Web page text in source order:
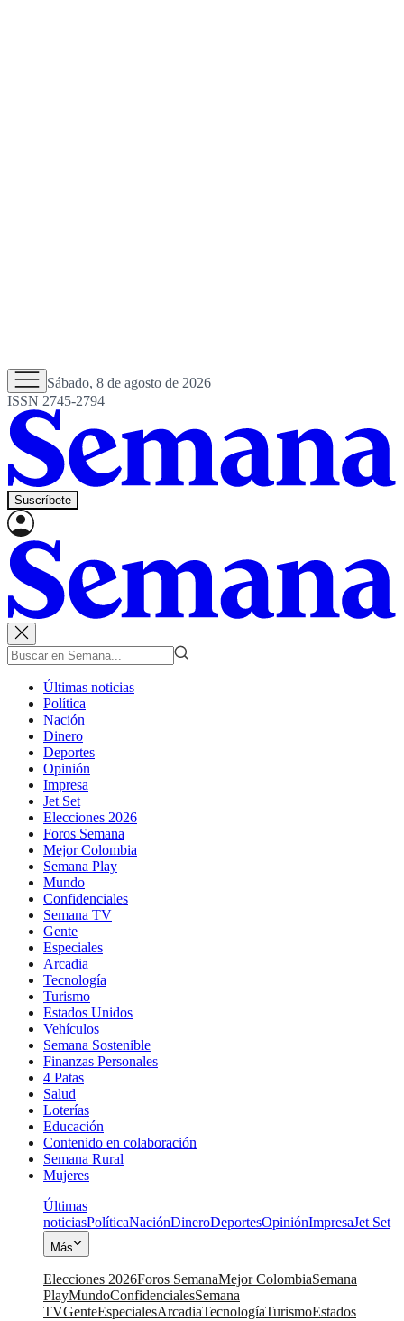
Sábado, 8 de agosto de 2026
ISSN 2745-2794
Suscríbete
Últimas noticias
Política
Nación
Dinero
Deportes
Opinión
Impresa
Jet Set
Elecciones 2026
Foros Semana
Mejor Colombia
Semana Play
Mundo
Confidenciales
Semana TV
Gente
Especiales
Arcadia
Tecnología
Turismo
Estados Unidos
Vehículos
Semana Sostenible
Finanzas Personales
4 Patas
Salud
Loterías
Educación
Contenido en colaboración
Semana Rural
Mujeres
Últimas
noticiasPolíticaNaciónDineroDeportesOpiniónImpresaJet Set
Más
Elecciones 2026Foros SemanaMejor ColombiaSemana
PlayMundoConfidencialesSemana
TVGenteEspecialesArcadiaTecnologíaTurismoEstados